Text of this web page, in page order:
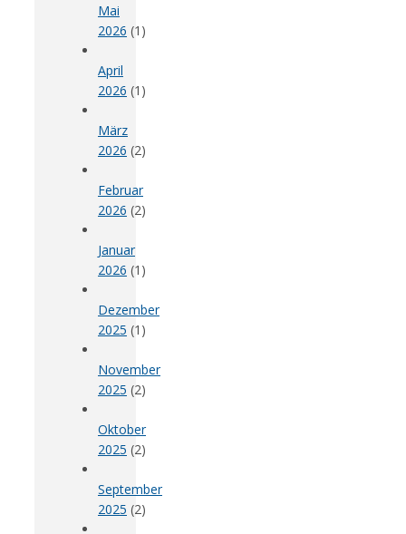
Mai
2026 (1)
April
2026 (1)
März
2026 (2)
Februar
2026 (2)
Januar
2026 (1)
Dezember
2025 (1)
November
2025 (2)
Oktober
2025 (2)
September
2025 (2)